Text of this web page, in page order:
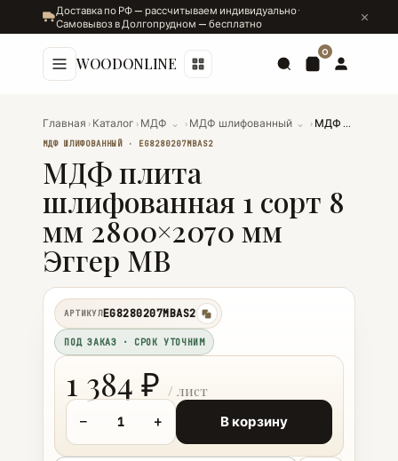
Доставка по РФ — рассчитываем индивидуально ·
Самовывоз в Долгопрудном — бесплатно
WOODONLINE
0
Главная › Каталог › МДФ ⌄ › МДФ шлифованный ⌄ › МДФ плита шлифованная 1 сорт 8 мм 2800×2070 мм Эггер MB
МДФ ШЛИФОВАННЫЙ · EG8280207MBAS2
МДФ плита
шлифованная 1 сорт 8
мм 2800×2070 мм
Эггер MB
АРТИКУЛEG8280207MBAS2
копировать
ПОД ЗАКАЗ · СРОК УТОЧНИМ
1 384 ₽
− + В корзину